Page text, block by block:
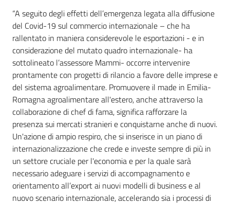
“A seguito degli effetti dell’emergenza legata alla diffusione
del Covid-19 sul commercio internazionale – che ha
rallentato in maniera considerevole le esportazioni - e in
considerazione del mutato quadro internazionale- ha
sottolineato l’assessore Mammi- occorre intervenire
prontamente con progetti di rilancio a favore delle imprese e
del sistema agroalimentare. Promuovere il made in Emilia-
Romagna agroalimentare all'estero, anche attraverso la
collaborazione di chef di fama, significa rafforzare la
presenza sui mercati stranieri e conquistarne anche di nuovi.
Un'azione di ampio respiro, che si inserisce in un piano di
internazionalizzazione che crede e investe sempre di più in
un settore cruciale per l'economia e per la quale sarà
necessario adeguare i servizi di accompagnamento e
orientamento all’export ai nuovi modelli di business e al
nuovo scenario internazionale, accelerando sia i processi di